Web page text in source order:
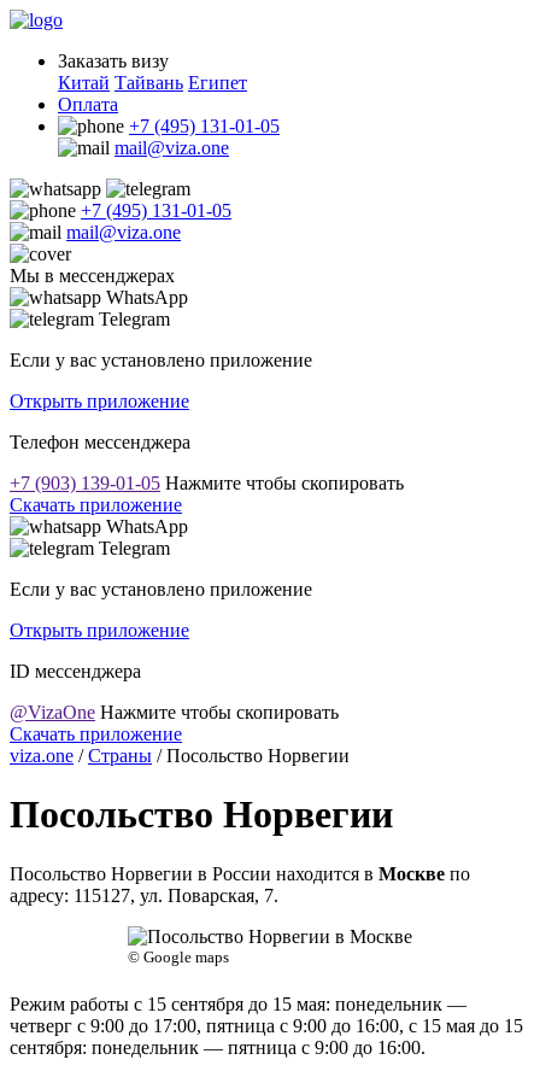
Заказать визу
Китай Тайвань Египет
Оплата
+7 (495) 131-01-05
mail@viza.one
+7 (495) 131-01-05
mail@viza.one
Мы в мессенджерах
WhatsApp
Telegram
Если у вас установлено приложение
Открыть приложение
Телефон мессенджера
+7 (903) 139-01-05 Нажмите чтобы скопировать
Скачать приложение
WhatsApp
Telegram
Если у вас установлено приложение
Открыть приложение
ID мессенджера
@VizaOne Нажмите чтобы скопировать
Скачать приложение
viza.one / Страны /Посольство Норвегии
Посольство Норвегии
Посольство Норвегии в России находится в Москве по
адресу: 115127, ул. Поварская, 7.
© Google maps
Режим работы c 15 сентября до 15 мая: понедельник —
четверг с 9:00 до 17:00, пятница с 9:00 до 16:00, с 15 мая до 15
сентября: понедельник — пятница с 9:00 до 16:00.